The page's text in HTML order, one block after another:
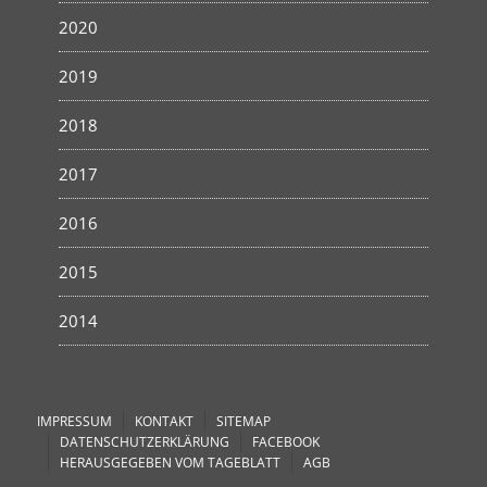
2020
2019
2018
2017
2016
2015
2014
IMPRESSUM KONTAKT
SITEMAP
DATENSCHUTZERKLÄRUNG
FACEBOOK
HERAUSGEGEBEN VOM TAGEBLATT
AGB